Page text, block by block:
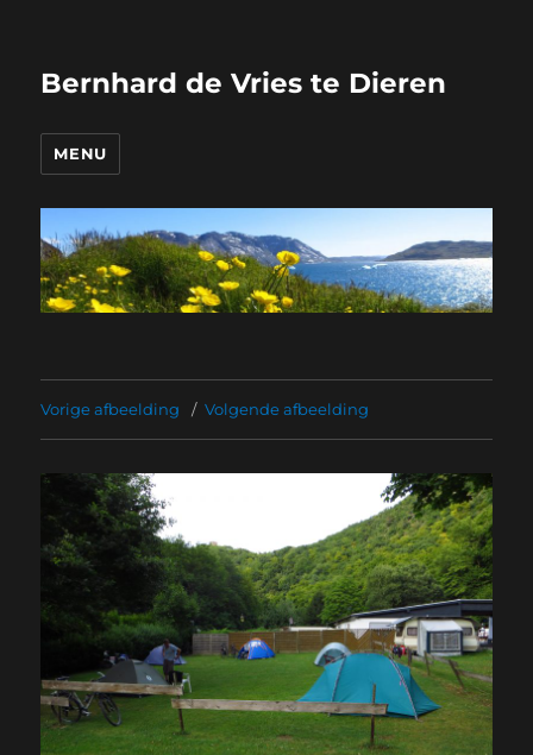
Bernhard de Vries te Dieren
MENU
Vorige afbeelding Volgende afbeelding